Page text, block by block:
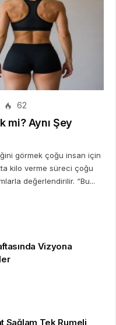
62
mi? Aynı Şey
görmek çoğu insan için
kilo verme süreci çoğu
değerlendirilir. “Bu...
Vizyona
Sağlam Tek Rumeli